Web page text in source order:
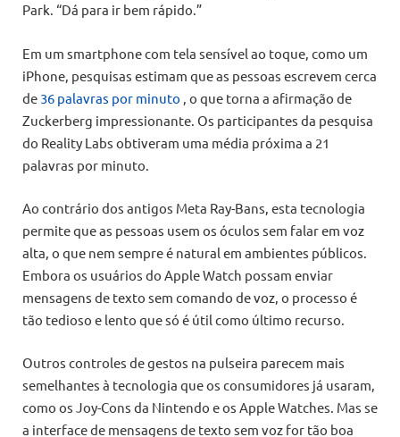
Park. “Dá para ir bem rápido.”
Em um smartphone com tela sensível ao toque, como um
iPhone, pesquisas estimam que as pessoas escrevem cerca
de 36 palavras por minuto , o que torna a afirmação de
Zuckerberg impressionante. Os participantes da pesquisa
do Reality Labs obtiveram uma média próxima a 21
palavras por minuto.
Ao contrário dos antigos Meta Ray-Bans, esta tecnologia
permite que as pessoas usem os óculos sem falar em voz
alta, o que nem sempre é natural em ambientes públicos.
Embora os usuários do Apple Watch possam enviar
mensagens de texto sem comando de voz, o processo é
tão tedioso e lento que só é útil como último recurso.
Outros controles de gestos na pulseira parecem mais
semelhantes à tecnologia que os consumidores já usaram,
como os Joy-Cons da Nintendo e os Apple Watches. Mas se
a interface de mensagens de texto sem voz for tão boa